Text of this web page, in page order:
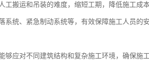
搬运和吊装的难度，缩短工期，降低施工成本
统、紧急制动系统等，有效保障施工人员的
应对不同建筑结构和复杂施工环境，确保施工